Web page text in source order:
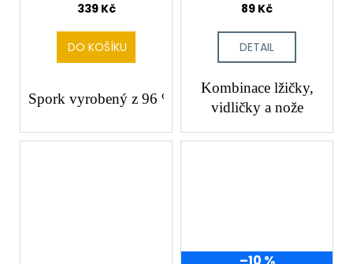
339 Kč
DO KOŠÍKU
Spork vyrobený z 96 % z recyklované nerezové oceli
89 Kč
DETAIL
Kombinace lžičky,
vidličky a nože